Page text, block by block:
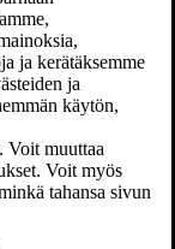
on tehnyt
yksi tai useampi
syttyy ja
tavalla. On
[1].